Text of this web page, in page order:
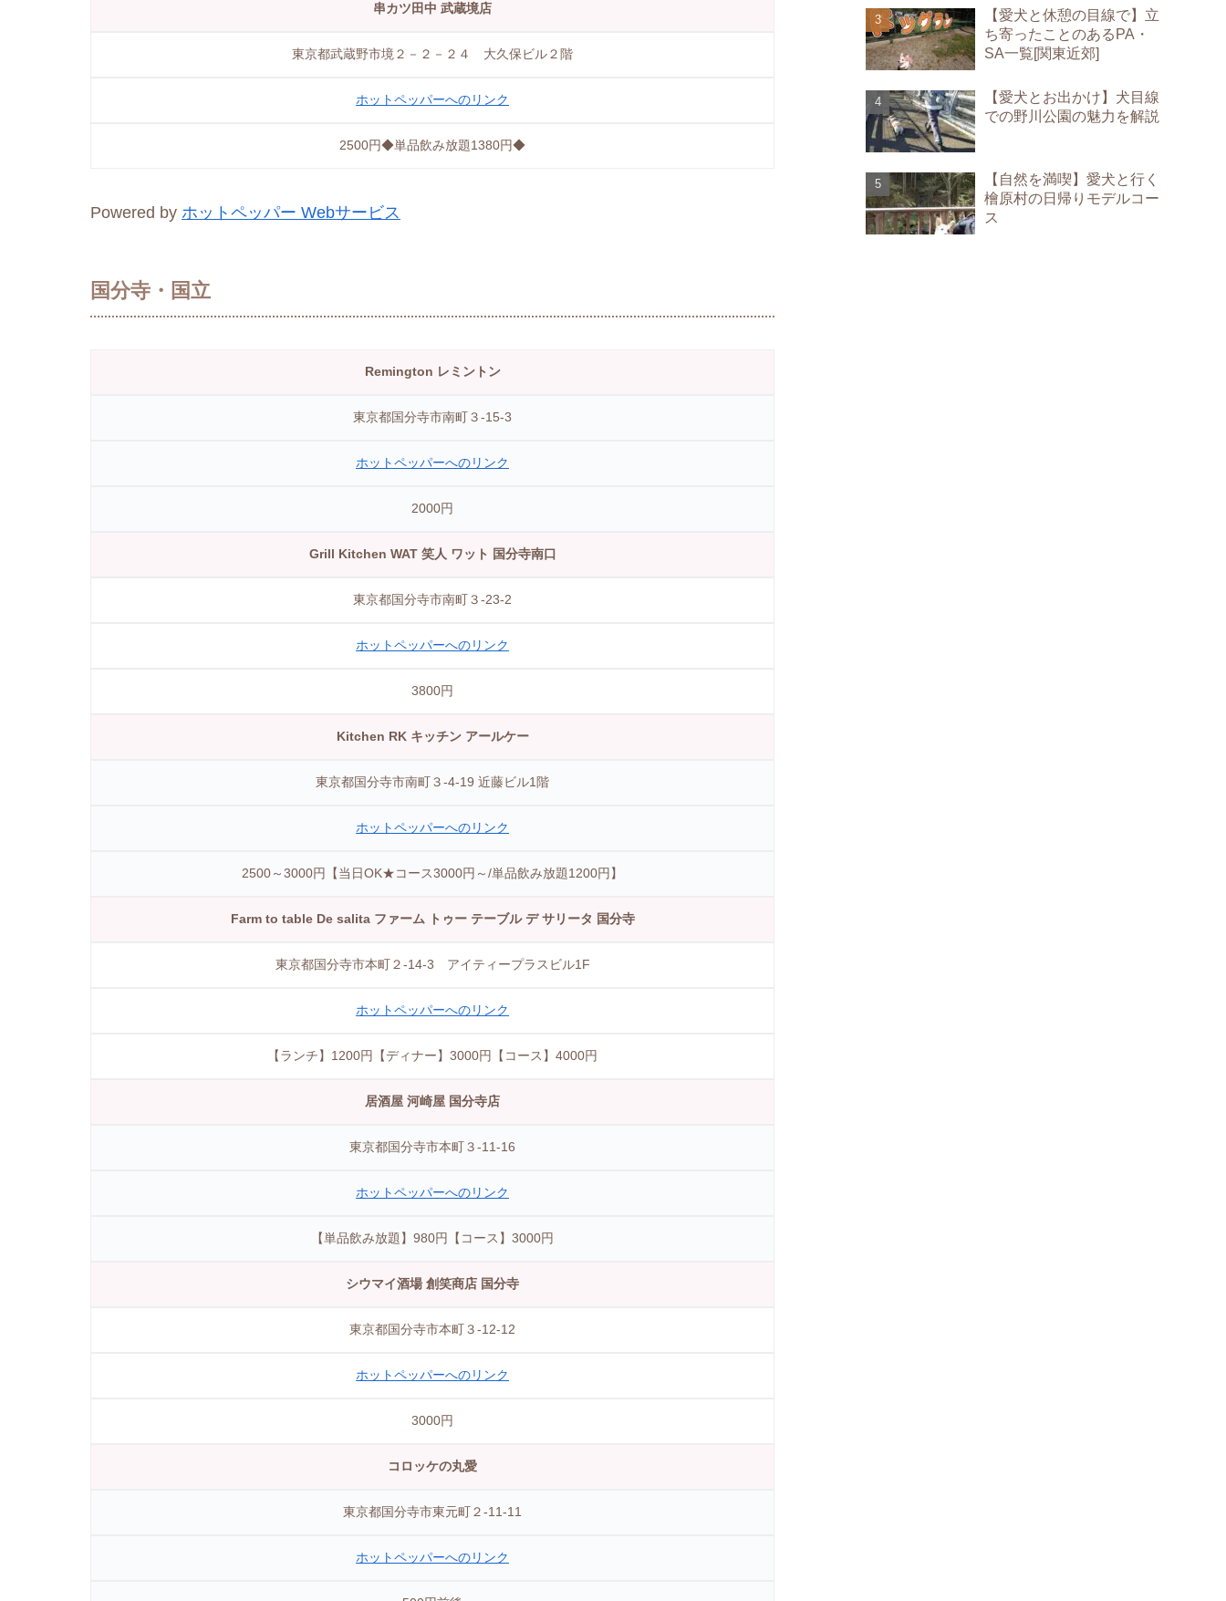
串カツ田中 武蔵境店
東京都武蔵野市境２－２－２４ 大久保ビル２階
ホットペッパーへのリンク
2500円◆単品飲み放題1380円◆
Powered by ホットペッパー Webサービス
国分寺・国立
Remington レミントン
東京都国分寺市南町３-15-3
ホットペッパーへのリンク
2000円
Grill Kitchen WAT 笑人 ワット 国分寺南口
東京都国分寺市南町３-23-2
ホットペッパーへのリンク
3800円
Kitchen RK キッチン アールケー
東京都国分寺市南町３-4-19 近藤ビル1階
ホットペッパーへのリンク
2500～3000円【当日OK★コース3000円～/単品飲み放題1200円】
Farm to table De salita ファーム トゥー テーブル デ サリータ 国分寺
東京都国分寺市本町２-14-3 アイティープラスビル1F
ホットペッパーへのリンク
【ランチ】1200円【ディナー】3000円【コース】4000円
居酒屋 河崎屋 国分寺店
東京都国分寺市本町３-11-16
ホットペッパーへのリンク
【単品飲み放題】980円【コース】3000円
シウマイ酒場 創笑商店 国分寺
東京都国分寺市本町３-12-12
ホットペッパーへのリンク
3000円
コロッケの丸愛
東京都国分寺市東元町２-11-11
ホットペッパーへのリンク
【愛犬と休憩の目線で】立
ち寄ったことのあるPA・
SA一覧[関東近郊]
【愛犬とお出かけ】犬目線
での野川公園の魅力を解説
【自然を満喫】愛犬と行く
檜原村の日帰りモデルコー
ス